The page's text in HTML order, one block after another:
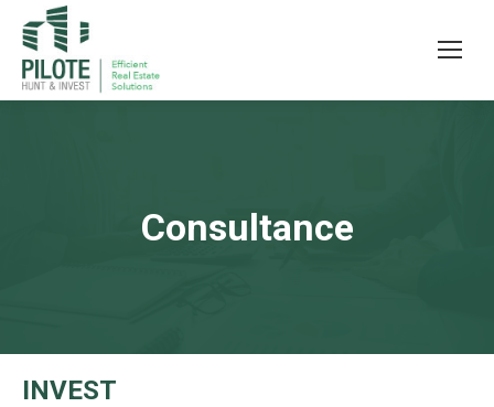
Consultance
INVEST